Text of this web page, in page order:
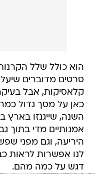
הוא כולל שלל
סרטים מדוברים
קלאסיקות, אבל
כאן על מסך גדול
השנה, שייגנזו בארץ
אמנותיים מדי בתוך
היריעה, וגם מפני
לנו אפשרות לראות
דגש על כמה מהם.